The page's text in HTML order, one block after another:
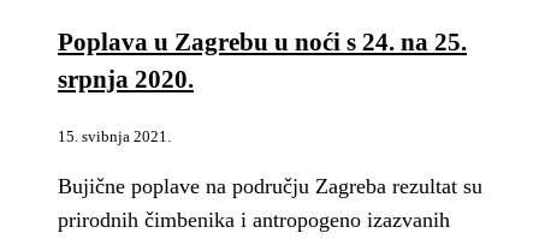
Poplava u Zagrebu u noći s 24. na 25.
srpnja 2020.
15. svibnja 2021.
Bujične poplave na području Zagreba rezultat su
prirodnih čimbenika i antropogeno izazvanih